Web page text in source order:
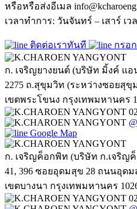
หรือหรือส่งอีเมล
เวลาทำการ: วันจันทร์ – เสาร์ เว
ติดต่อเราทันที กรอ
ก. เจริญยางยนต์ (บริษัท มิ้งค์ แ
2275 ถ.สุขุมวิท (ระหว่างซอยสุขุ
เขตพระโขนง กรุงเทพมหานคร
Google Map
ก. เจริญค็อกพิท (บริษัท ก.เจริญ
41, 396 ซอยอุดมสุข 28 ถนนอุด
เขตบางนา กรุงเทพมหานคร